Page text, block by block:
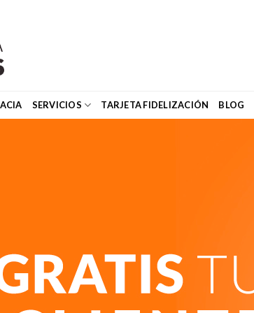
SERVICIOS TARJETA FIDELIZACIÓN BLOG